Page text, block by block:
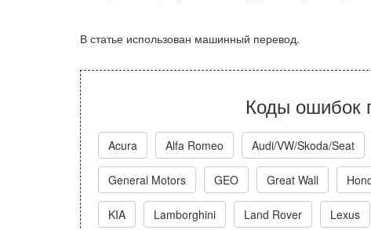
В статье использован машинный перевод.
Коды ошибок
Acura Alfa Romeo Audi/VW/Skoda/Seat
General Motors GEO Great Wall
KIA Lamborghini Land Rover Lexus